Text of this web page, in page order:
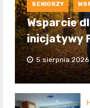
SENIORZY
Wsparcie
inicjatywy
5 sierpnia 2026